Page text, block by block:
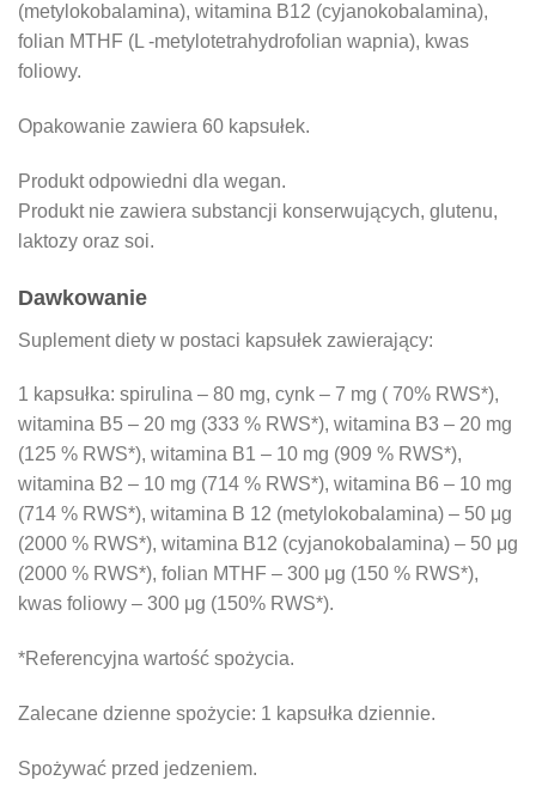
(metylokobalamina), witamina B12 (cyjanokobalamina),
folian MTHF (L -metylotetrahydrofolian wapnia), kwas
foliowy.
Opakowanie zawiera 60 kapsułek.
Produkt odpowiedni dla wegan.
Produkt nie zawiera substancji konserwujących, glutenu,
laktozy oraz soi.
Dawkowanie
Suplement diety w postaci kapsułek zawierający:
1 kapsułka: spirulina – 80 mg, cynk – 7 mg ( 70% RWS*),
witamina B5 – 20 mg (333 % RWS*), witamina B3 – 20 mg
(125 % RWS*), witamina B1 – 10 mg (909 % RWS*),
witamina B2 – 10 mg (714 % RWS*), witamina B6 – 10 mg
(714 % RWS*), witamina B 12 (metylokobalamina) – 50 μg
(2000 % RWS*), witamina B12 (cyjanokobalamina) – 50 μg
(2000 % RWS*), folian MTHF – 300 μg (150 % RWS*),
kwas foliowy – 300 μg (150% RWS*).
*Referencyjna wartość spożycia.
Zalecane dzienne spożycie: 1 kapsułka dziennie.
Spożywać przed jedzeniem.